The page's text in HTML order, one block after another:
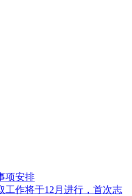
项安排
工作将于12月进行，首次志